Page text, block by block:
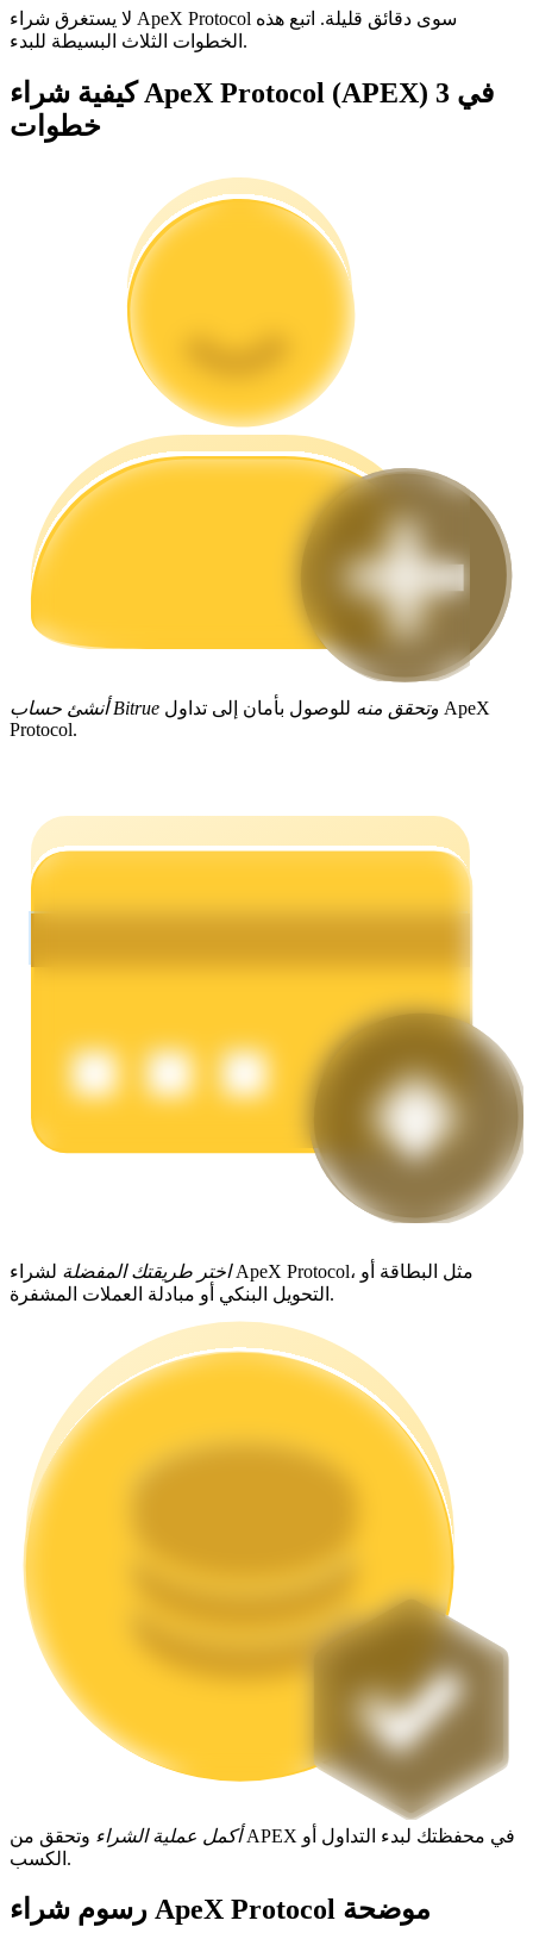
معلومة
دليل المبتدئين للعقود الآجلة
استراتيجيات التداول
يكسب
الرهان المرن لكسب العملات الرقمية الشهيرة
لا يستغرق شراء ApeX Protocol سوى دقائق قليلة. اتبع هذه
الخطوات الثلاث البسيطة للبدء.
كيفية شراء ApeX Protocol (APEX) في 3
خطوات
أنشئ حساب Bitrue وتحقق منه للوصول بأمان إلى تداول ApeX
Protocol.
اختر طريقتك المفضلة لشراء ApeX Protocol، مثل البطاقة أو
التحويل البنكي أو مبادلة العملات المشفرة.
أكمل عملية الشراء وتحقق من APEX في محفظتك لبدء التداول أو
الكسب.
رسوم شراء ApeX Protocol موضحة